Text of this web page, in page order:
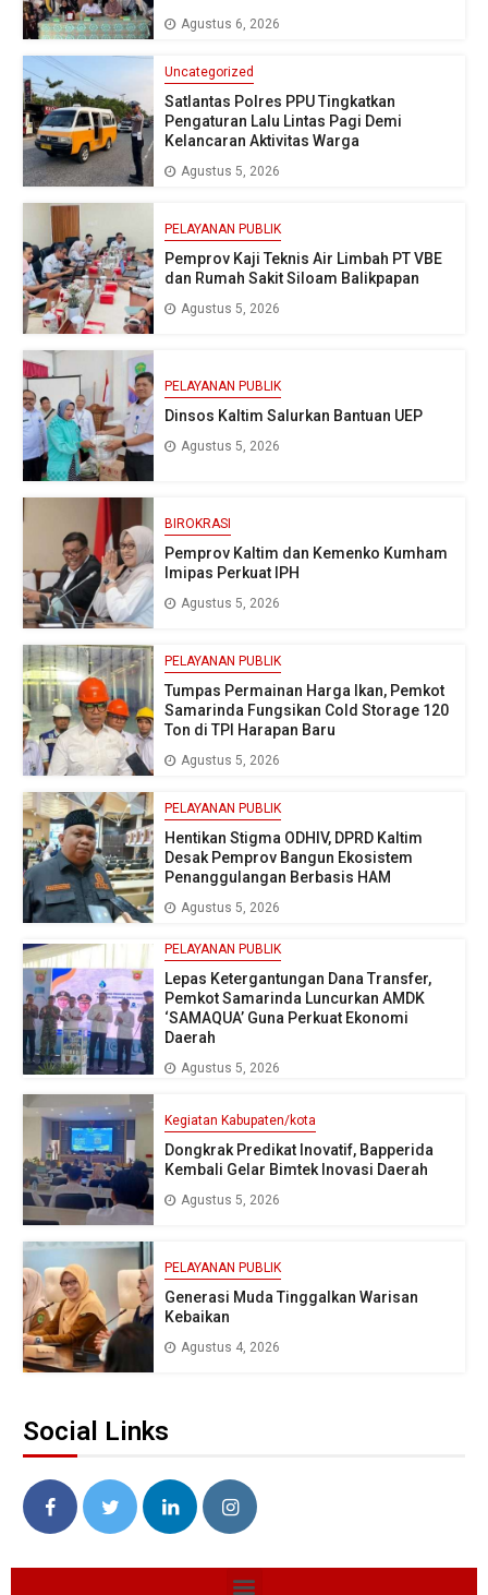
Agustus 6, 2026
Uncategorized
Satlantas Polres PPU Tingkatkan
Pengaturan Lalu Lintas Pagi Demi
Kelancaran Aktivitas Warga
Agustus 5, 2026
PELAYANAN PUBLIK
Pemprov Kaji Teknis Air Limbah PT VBE
dan Rumah Sakit Siloam Balikpapan
Agustus 5, 2026
PELAYANAN PUBLIK
Dinsos Kaltim Salurkan Bantuan UEP
Agustus 5, 2026
BIROKRASI
Pemprov Kaltim dan Kemenko Kumham
Imipas Perkuat IPH
Agustus 5, 2026
PELAYANAN PUBLIK
Tumpas Permainan Harga Ikan, Pemkot
Samarinda Fungsikan Cold Storage 120
Ton di TPI Harapan Baru
Agustus 5, 2026
PELAYANAN PUBLIK
Hentikan Stigma ODHIV, DPRD Kaltim
Desak Pemprov Bangun Ekosistem
Penanggulangan Berbasis HAM
Agustus 5, 2026
PELAYANAN PUBLIK
Lepas Ketergantungan Dana Transfer,
Pemkot Samarinda Luncurkan AMDK
‘SAMAQUA’ Guna Perkuat Ekonomi
Daerah
Agustus 5, 2026
Kegiatan Kabupaten/kota
Dongkrak Predikat Inovatif, Bapperida
Kembali Gelar Bimtek Inovasi Daerah
Agustus 5, 2026
PELAYANAN PUBLIK
Generasi Muda Tinggalkan Warisan
Kebaikan
Agustus 4, 2026
Social Links